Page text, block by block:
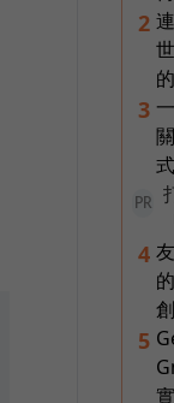
2
3
PR
4
5